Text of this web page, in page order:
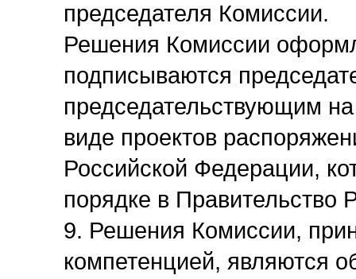
председателя Комиссии.
Решения Комиссии
подписываются
председательствующим
виде проектов
Российской Федерации,
порядке в Правительство
9. Решения Комиссии,
компетенцией, являются